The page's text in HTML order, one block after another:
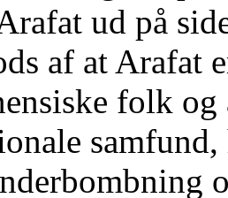
ud på
af at Arafat
folk og